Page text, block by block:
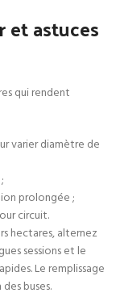
et astuces
qui rendent
varier diamètre de
prolongée ;
circuit.
hectares, alternez
sessions et le
Le remplissage
buses.